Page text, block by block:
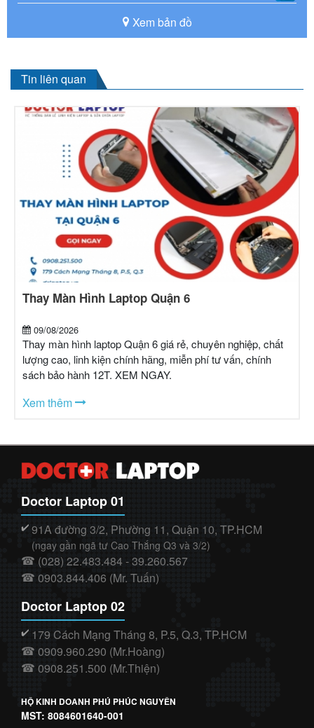
Xem bản đồ
Tin liên quan
Thay Màn Hình Laptop Quận 6
09/08/2026
Thay màn hình laptop Quận 6 giá rẻ, chuyên nghiệp, chất
lượng cao, linh kiện chính hãng, miễn phí tư vấn, chính
sách bảo hành 12T. XEM NGAY.
Xem thêm
Doctor Laptop 01
✔️ 91A đường 3/2, Phường 11, Quận 10, TP.HCM
(ngay gần ngã tư Cao Thắng Q3 và 3/2)
☎ (028) 22.483.484 - 39.260.567
☎ 0903.844.406 (Mr. Tuấn)
Doctor Laptop 02
✔️ 179 Cách Mạng Tháng 8, P.5, Q.3, TP.HCM
☎ 0909.960.290 (Mr.Hoàng)
☎ 0908.251.500 (Mr.Thiện)
HỘ KINH DOANH PHÚ PHÚC NGUYÊN
MST: 8084601640-001